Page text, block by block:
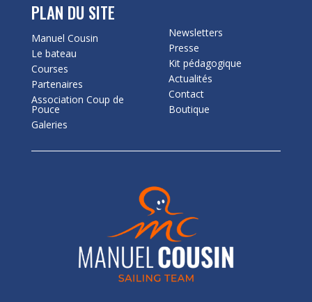
PLAN DU SITE
Manuel Cousin
Le bateau
Courses
Partenaires
Association Coup de
Pouce
Galeries
Newsletters
Presse
Kit pédagogique
Actualités
Contact
Boutique